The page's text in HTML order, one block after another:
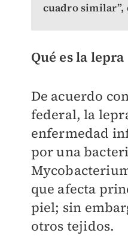
cuadro similar”,
Qué es la lepra
De acuerdo
federal, la
enfermedad
por una
que afecta
piel; sin
otros tejidos.